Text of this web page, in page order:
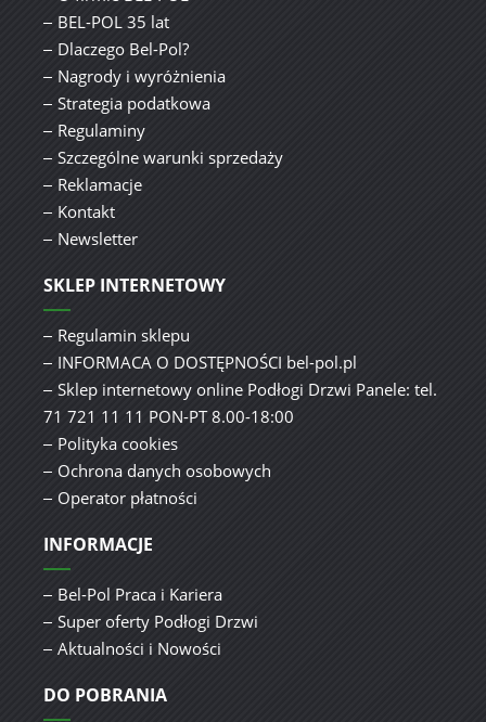
BEL-POL 35 lat
Dlaczego Bel-Pol?
Nagrody i wyróżnienia
Strategia podatkowa
Regulaminy
Szczególne warunki sprzedaży
Reklamacje
Kontakt
Newsletter
SKLEP INTERNETOWY
Regulamin sklepu
INFORMACA O DOSTĘPNOŚCI bel-pol.pl
Sklep internetowy online Podłogi Drzwi Panele: tel.
71 721 11 11 PON-PT 8.00-18:00
Polityka cookies
Ochrona danych osobowych
Operator płatności
INFORMACJE
Bel-Pol Praca i Kariera
Super oferty Podłogi Drzwi
Aktualności i Nowości
DO POBRANIA